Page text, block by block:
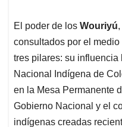
El poder de los Wouriyú
consultados por el
tres pilares: su
Nacional Indígena de
en la Mesa Permanente
Gobierno Nacional y el
indígenas creadas